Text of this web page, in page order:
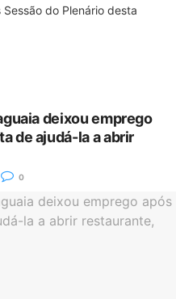
do Plenário desta
deixou emprego
de ajudá-la a abrir
0